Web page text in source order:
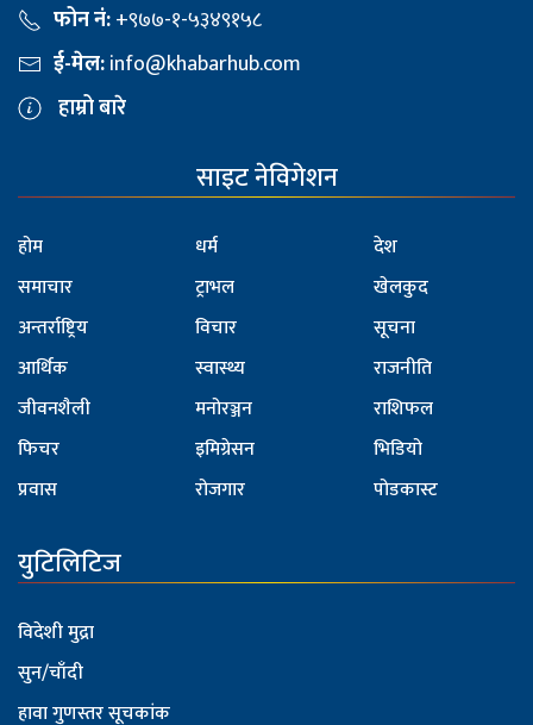
फोन नं:+९७७-१-५३४९१५८
ई-मेल:info@khabarhub.com
हाम्रो बारे
साइट नेविगेशन
होम
समाचार
अन्तर्राष्ट्रिय
आर्थिक
जीवनशैली
फिचर
प्रवास
धर्म
ट्राभल
विचार
स्वास्थ्य
मनोरञ्जन
इमिग्रेसन
रोजगार
देश
खेलकुद
सूचना
राजनीति
राशिफल
भिडियो
पोडकास्ट
युटिलिटिज
विदेशी मुद्रा
सुन/चाँदी
हावा गुणस्तर सूचकांक